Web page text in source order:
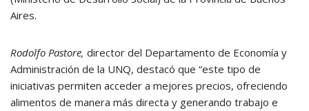
Aires.
Rodolfo Pastore, director del Departamento de Economía y
Administración de la UNQ, destacó que “este tipo de
iniciativas permiten acceder a mejores precios, ofreciendo
alimentos de manera más directa y generando trabajo e